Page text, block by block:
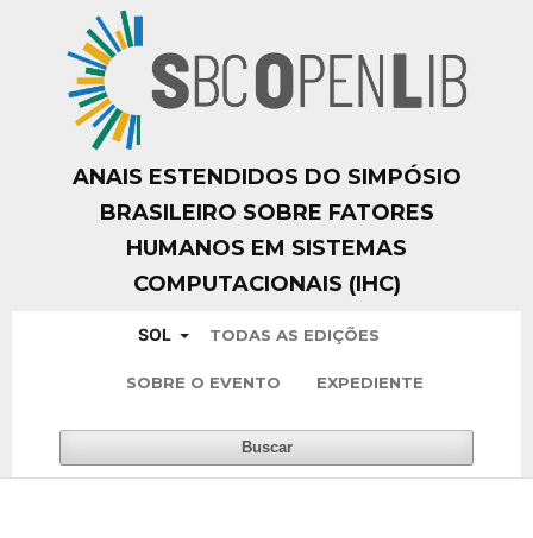
ANAIS ESTENDIDOS DO SIMPÓSIO
BRASILEIRO SOBRE FATORES
HUMANOS EM SISTEMAS
COMPUTACIONAIS (IHC)
SOL TODAS AS EDIÇÕES
SOBRE O EVENTO EXPEDIENTE
Buscar